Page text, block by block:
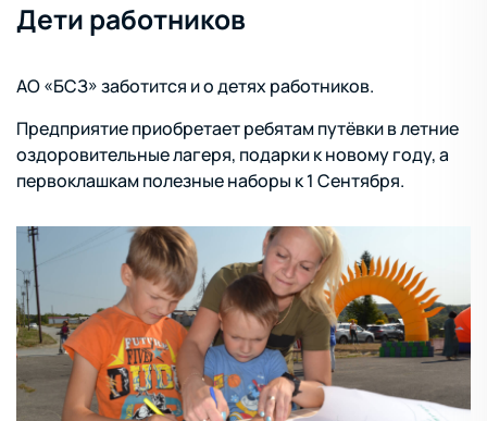
Дети работников
АО «БСЗ» заботится и о детях работников.
Предприятие приобретает ребятам путёвки в летние
оздоровительные лагеря, подарки к новому году, а
первоклашкам полезные наборы к 1 Сентября.